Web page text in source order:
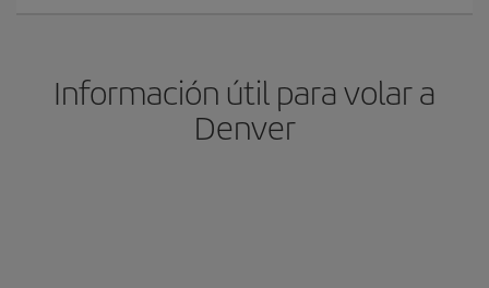
Información útil para volar a
Denver